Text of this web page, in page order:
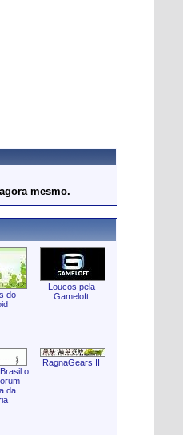
mesmo.
do
Loucos pela
Gameloft
o
da
RagnaGears II